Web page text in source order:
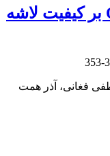
اثر مکمل غذایی کوآنزیم Q10 بر کیفیت لاشه
فغانی، آذر همت